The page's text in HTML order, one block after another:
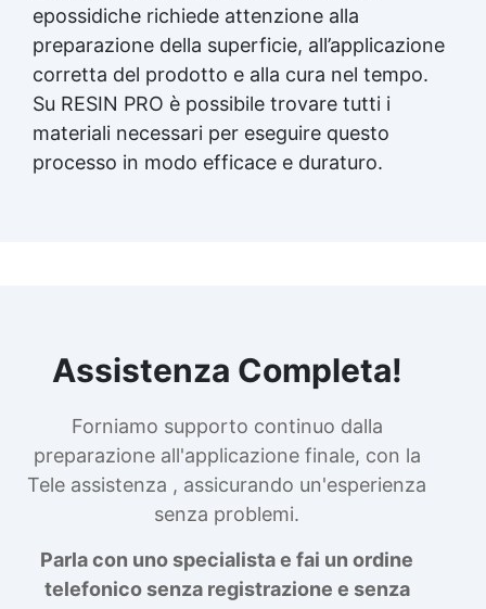
epossidiche richiede attenzione alla
preparazione della superficie, all’applicazione
corretta del prodotto e alla cura nel tempo.
Su RESIN PRO è possibile trovare tutti i
materiali necessari per eseguire questo
processo in modo efficace e duraturo.
Assistenza Completa!
Forniamo supporto continuo dalla
preparazione all'applicazione finale, con la
Tele assistenza , assicurando un'esperienza
senza problemi.
Parla con uno specialista e fai un ordine
telefonico senza registrazione e senza